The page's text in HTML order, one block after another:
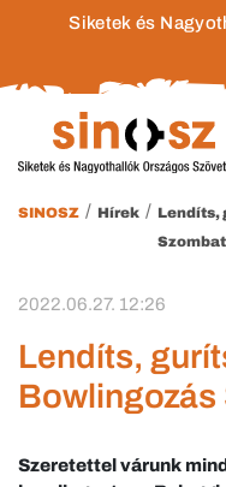
Siketek és
SINOSZ / Hírek / Lendíts,
2022.06.27. 12:26
Lendíts,
Szeretettel várunk